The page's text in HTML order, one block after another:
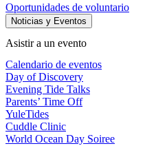
Oportunidades de voluntario
Noticias y Eventos
Asistir a un evento
Calendario de eventos
Day of Discovery
Evening Tide Talks
Parents’ Time Off
YuleTides
Cuddle Clinic
World Ocean Day Soiree